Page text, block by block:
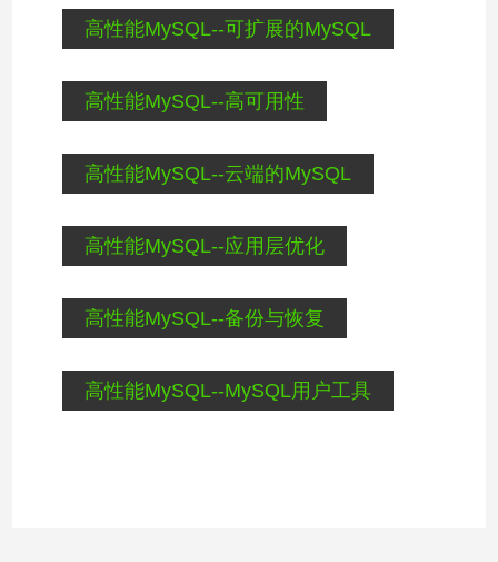
高性能MySQL--可扩展的MySQL
高性能MySQL--高可用性
高性能MySQL--云端的MySQL
高性能MySQL--应用层优化
高性能MySQL--备份与恢复
高性能MySQL--MySQL用户工具